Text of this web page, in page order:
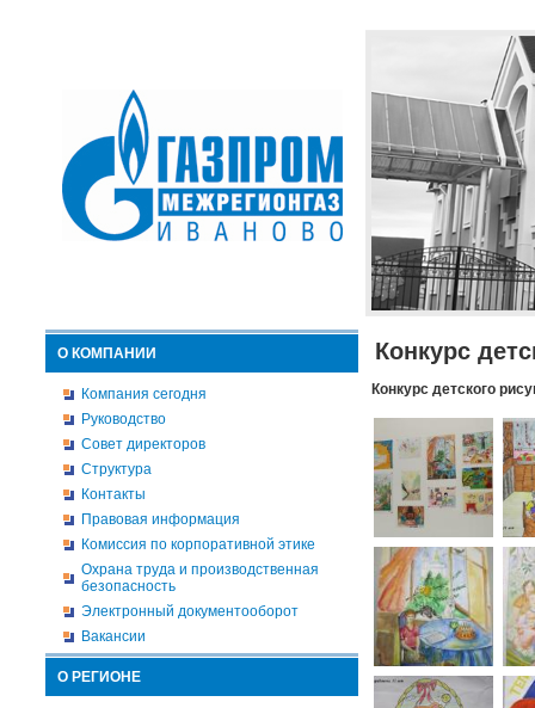
О КОМПАНИИ
Компания сегодня
Руководство
Совет директоров
Структура
Контакты
Правовая информация
Комиссия по корпоративной этике
Охрана труда и производственная
безопасность
Электронный документооборот
Вакансии
О РЕГИОНЕ
Конкурс
Конкурс детского